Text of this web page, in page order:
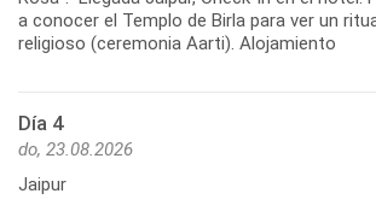
a conocer el Templo de Birla para ver un
religioso (ceremonia Aarti). Alojamiento
Día 4
do, 23.08.2026
Jaipur